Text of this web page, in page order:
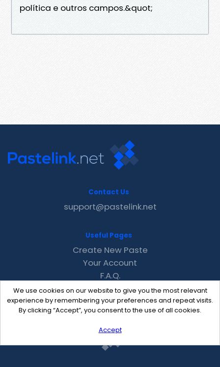
política e outros campos.&quot;
We use cookies on our website to give you the most relevant
experience by remembering your preferences and repeat visits.
By clicking “Accept”, you consent to the use of all cookies.
Accept
Contact Us
support@pastelink.net
Useful Pages
Create New Paste
Your Account
F.A.Q.
Recent
Contact